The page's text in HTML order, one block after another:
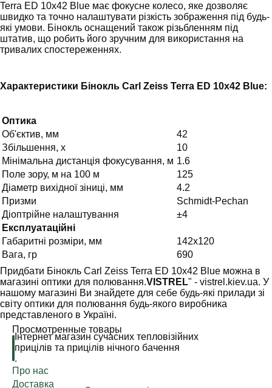
Terra ED 10х42 Blue має фокусне колесо, яке дозволяє
швидко та точно налаштувати різкість зображення під будь-
які умови. Бінокль оснащений також різьбленням під
штатив, що робить його зручним для використання на
тривалих спостереженнях.
Характеристики Бінокль Carl Zeiss Terra ED 10х42 Blue:
Оптика
Об'єктив, мм
42
Збільшення, х
10
Мінімальна дистанція фокусування, м 1.6
Поле зору, м на 100 м
125
Діаметр вихідної зіниці, мм
4.2
Призми
Schmidt-Pechan
Діоптрійне налаштування
±4
Експлуатаційні
Габаритні розміри, мм
142x120
Вага, гр
690
Придбати Бінокль Carl Zeiss Terra ED 10х42 Blue можна в
магазині оптики для полювання.VISTREL" - vistrel.kiev.ua. У
нашому магазині Ви знайдете для себе будь-які прилади зі
світу оптики для полювання будь-якого виробника
представленого в Україні.
Просмотренные товары
Інтернет магазин сучасних тепловізійних
прицілів та прицілів нічного бачення
.
Про нас
Доставка